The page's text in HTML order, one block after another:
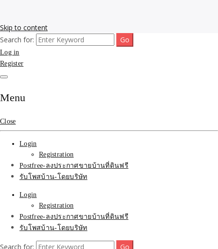
Skip to content
รับจ้างโพสขายบ้าน ติดAI
Search รับทำSEOรายเดือน
ติดหน้า1google ราคาถูก
มาก SEOขายของ บ้าน
ที่ดินฟรีประกาศ ที่เดียวใน
เมืองไทย
รับโพสต์เว็บขายบ้าน อสังหา ทำSEOรายเดือนราคาถูก เน้นติดAI โพสต์
ประกาศบ้านที่ดินฟรี SEOขายบ้าน รับจ้างโพสต์บ้านที่ดินติดหน้า1goolge
ราคาถูกที่สุด ฟรีลงประกาศอสังหา รับทำSEOขายสินค้า
Search for:
Log in
Register
Menu
Close
Login
Registration
Postfree-ลงประกาศขายบ้านที่ดินฟรี
รับโพสบ้าน-โดยบริษัท
Login
Registration
Postfree-ลงประกาศขายบ้านที่ดินฟรี
รับโพสบ้าน-โดยบริษัท
Search for: